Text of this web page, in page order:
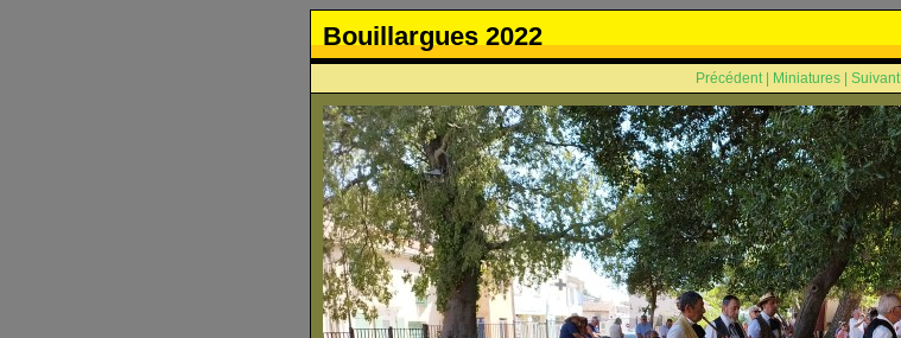
Bouillargues 2022
Précédent| Miniatures Suivant